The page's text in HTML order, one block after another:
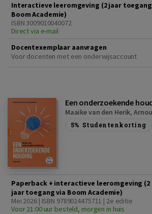
Interactieve leeromgeving (2 jaar
Boom Academie)
ISBN 3009010040072
Direct via e-mail
Docentexemplaar aanvragen
Voor docenten met een onderwijsaccount
Een onderzoekende
Maaike van den Herik,
5% Studentenkorting
Paperback + interactieve leeromgeving (2
jaar toegang via Boom Academie)
Mei 2026 | ISBN 9789024475711 | 2e editie
Voor 21:00 uur besteld, morgen in huis